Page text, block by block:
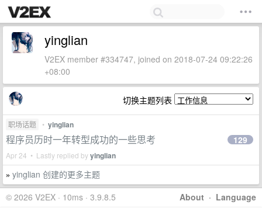
yinglian
V2EX member #334747, joined on 2018-07-24 09:22:26
+08:00
切换主题列表
职场话题 • yinglian
程序员历时一年转型成功的一些思考
Apr 24 • Lastly replied byyinglian
129
» yinglian 创建的更多主题
About · Language
© 2026 V2EX · 10ms · 3.9.8.5